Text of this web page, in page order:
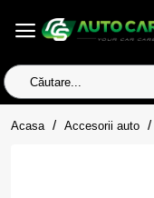
Căutare...
Acasa homeAccesorii auto